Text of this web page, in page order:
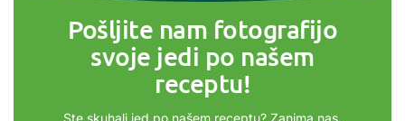
Pošljite nam fotografijo
svoje jedi po našem
receptu!